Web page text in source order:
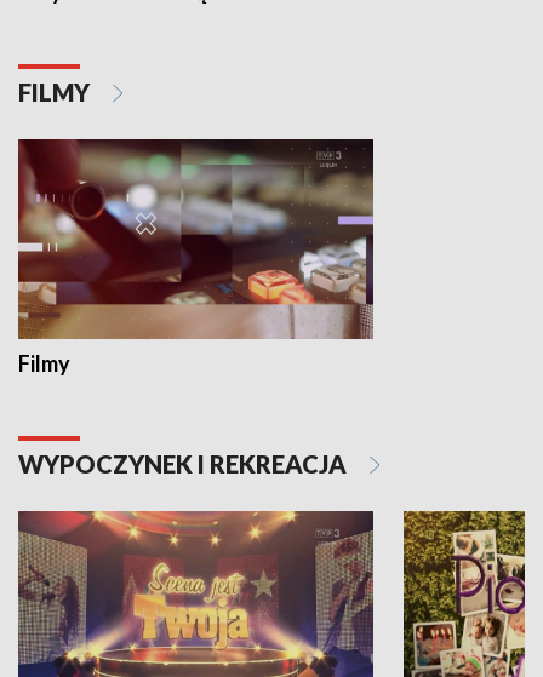
FILMY
Filmy
WYPOCZYNEK I REKREACJA